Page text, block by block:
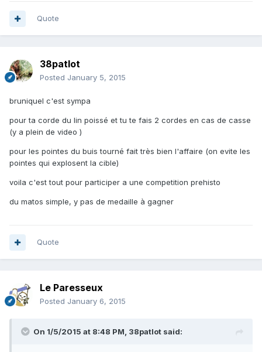
Quote
38patlot
Posted January 5, 2015
bruniquel c'est sympa
pour ta corde du lin poissé et tu te fais 2 cordes en cas de casse
(y a plein de video )
pour les pointes du buis tourné fait très bien l'affaire (on evite les
pointes qui explosent la cible)
voila c'est tout pour participer a une competition prehisto
du matos simple, y pas de medaille à gagner
Quote
Le Paresseux
Posted January 6, 2015
On 1/5/2015 at 8:48 PM, 38patlot said: